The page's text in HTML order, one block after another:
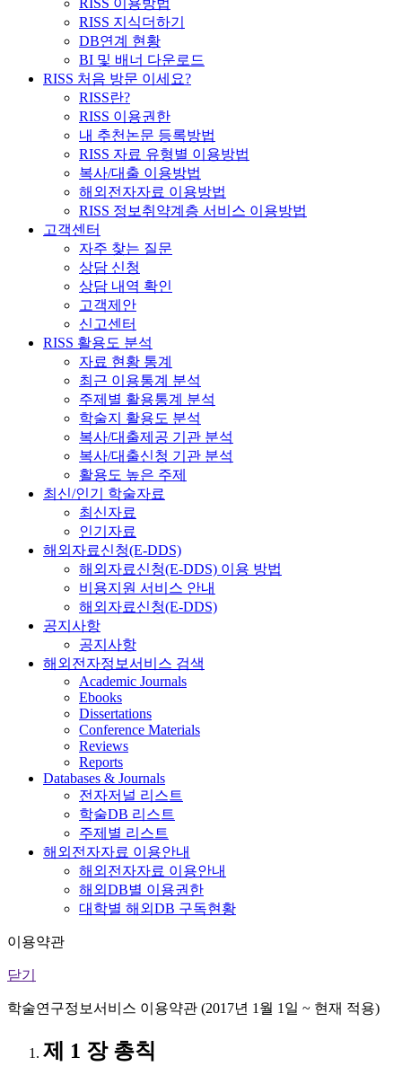
RISS 이용방법
RISS 지식더하기
DB연계 현황
BI 및 배너 다운로드
RISS 처음 방문 이세요?
RISS란?
RISS 이용권한
내 추천논문 등록방법
RISS 자료 유형별 이용방법
복사/대출 이용방법
해외전자자료 이용방법
RISS 정보취약계층 서비스 이용방법
고객센터
자주 찾는 질문
상담 신청
상담 내역 확인
고객제안
신고센터
RISS 활용도 분석
자료 현황 통계
최근 이용통계 분석
주제별 활용통계 분석
학술지 활용도 분석
복사/대출제공 기관 분석
복사/대출신청 기관 분석
활용도 높은 주제
최신/인기 학술자료
최신자료
인기자료
해외자료신청(E-DDS)
해외자료신청(E-DDS) 이용 방법
비용지원 서비스 안내
해외자료신청(E-DDS)
공지사항
공지사항
해외전자정보서비스 검색
Academic Journals
Ebooks
Dissertations
Conference Materials
Reviews
Reports
Databases & Journals
전자저널 리스트
학술DB 리스트
주제별 리스트
해외전자자료 이용안내
해외전자자료 이용안내
해외DB별 이용권한
대학별 해외DB 구독현황
이용약관
닫기
학술연구정보서비스 이용약관 (2017년 1월 1일 ~ 현재 적용)
제 1 장 총칙